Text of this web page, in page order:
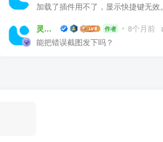
加载了插件用不了，显示快捷键无效。
灵感屋 作者 8个月前
能把错误截图发下吗？